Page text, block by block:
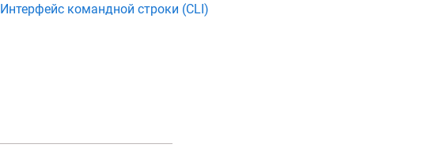
Интерфейс командной строки (CLI)